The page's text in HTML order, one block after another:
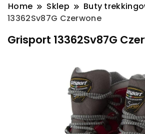
Home Sklep Buty
13362Sv87G Czerwone
Grisport 13362Sv87G